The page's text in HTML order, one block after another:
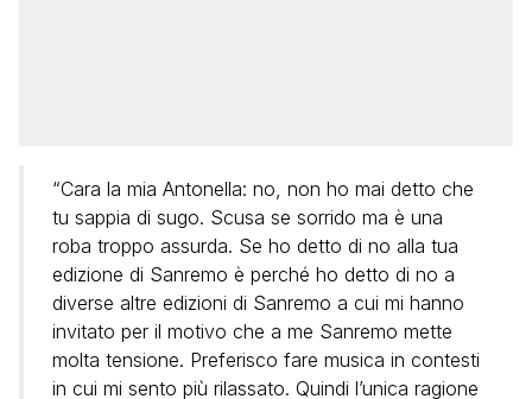
“Cara la mia Antonella: no, non ho mai detto che
tu sappia di sugo. Scusa se sorrido ma è una
roba troppo assurda. Se ho detto di no alla tua
edizione di Sanremo è perché ho detto di no a
diverse altre edizioni di Sanremo a cui mi hanno
invitato per il motivo che a me Sanremo mette
molta tensione. Preferisco fare musica in contesti
in cui mi sento più rilassato. Quindi l’unica ragione